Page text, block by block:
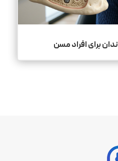
برای افراد مسن